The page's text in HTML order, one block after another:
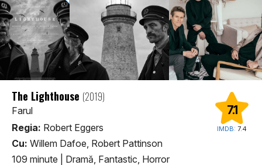
7.1
IMDB: 7.4
The Lighthouse (2019)
Farul
Regia: Robert Eggers
Cu: Willem Dafoe, Robert Pattinson
109 minute
Dramă, Fantastic, Horror